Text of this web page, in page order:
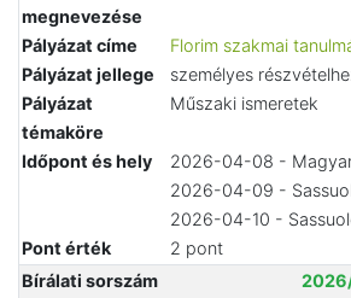
megnevezése
Pályázat címe
Florim szakmai
Pályázat jellege
személyes
Pályázat
témaköre
Műszaki ismeretek
Időpont és hely
2026-04-08 -
2026-04-09 -
2026-04-10 -
Pont érték
2 pont
Bírálati sorszám